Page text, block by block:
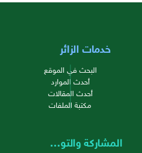
خدمات الزائر
البحث في الموقع
أحدث الموارد
أحدث المقالات
مكتبة الملفات
المشاركة والتواصل